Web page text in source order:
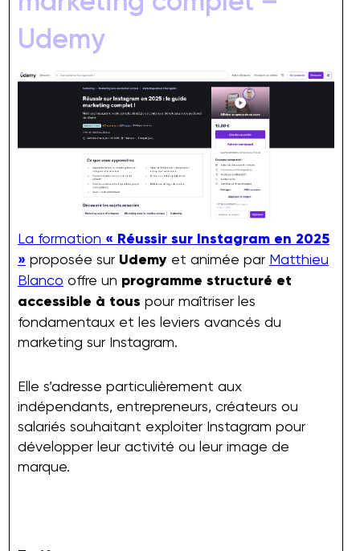
Udemy
La formation « Réussir sur Instagram en 2025
» proposée sur Udemy et animée par Matthieu
Blanco offre un programme structuré et
accessible à tous pour maîtriser les
fondamentaux et les leviers avancés du
marketing sur Instagram.
Elle s’adresse particulièrement aux
indépendants, entrepreneurs, créateurs ou
salariés souhaitant exploiter Instagram pour
développer leur activité ou leur image de
marque.